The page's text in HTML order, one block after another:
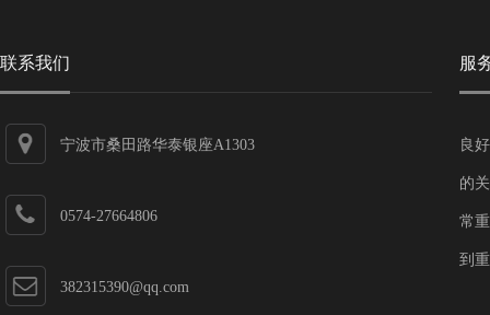
联系我们
宁波市桑田路华泰银座A1303
0574-27664806
382315390@qq.com
服
良
的
常
到